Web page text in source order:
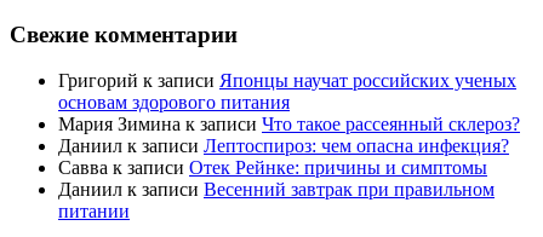
Свежие комментарии
Григорий к записи Японцы научат российских ученых
основам здорового питания
Мария Зимина к записи Что такое рассеянный склероз?
Даниил к записи Лептоспироз: чем опасна инфекция?
Савва к записи Отек Рейнке: причины и симптомы
Даниил к записи Весенний завтрак при правильном
питании